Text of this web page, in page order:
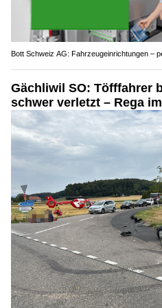
Bott Schweiz AG: Fahrzeugeinrichtungen –
Gächliwil SO: Töfffahrer
schwer verletzt – Rega